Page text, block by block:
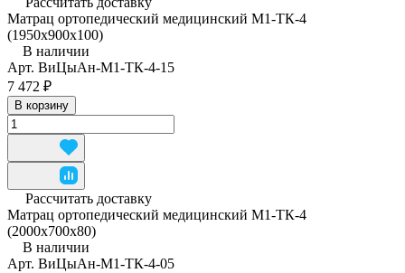
Матрац ортопедический медицинский М1-ТК-4
(1950x900x100)
В наличии
Арт. ВиЦыАн-М1-ТК-4-15
7 472 ₽
В корзину
Рассчитать доставку
Матрац ортопедический медицинский М1-ТК-4
(2000x700x80)
В наличии
Арт. ВиЦыАн-М1-ТК-4-05